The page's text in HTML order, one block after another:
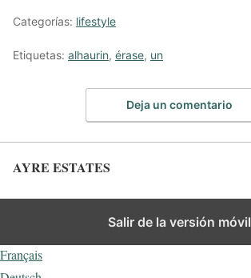
Categorías: lifestyle
Etiquetas: alhaurin, érase, un
Deja un comentario
AYRE ESTATES
Salir de la versión móvil
Français